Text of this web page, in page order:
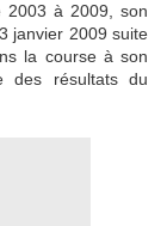
2003 à 2009, son
janvier 2009 suite
la course à son
des résultats du